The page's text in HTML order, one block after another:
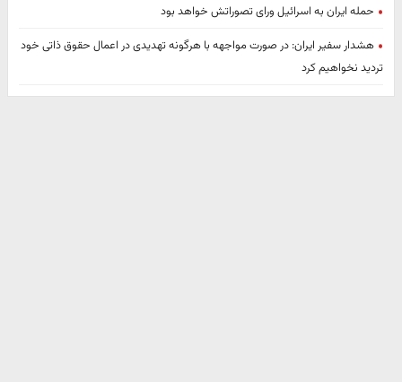
حمله ایران به اسرائیل ورای تصوراتش خواهد بود
هشدار سفیر ایران: در صورت مواجهه با هرگونه تهدیدی در اعمال حقوق ذاتی خود
تردید نخواهیم کرد